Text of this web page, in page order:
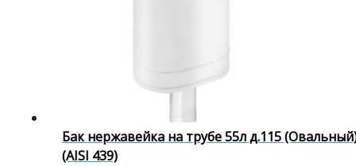
Бак нержавейка на трубе 55л д.115
(AISI 439)